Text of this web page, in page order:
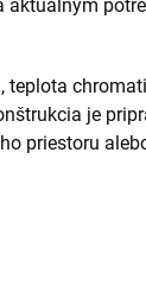
aktuálnym
teplota
je
priestoru